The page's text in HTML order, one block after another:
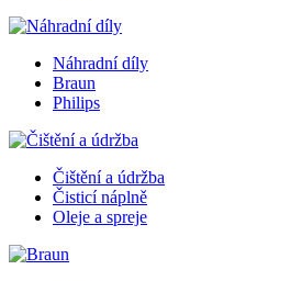
Náhradní díly
Braun
Philips
Čištění a údržba
Čisticí náplně
Oleje a spreje